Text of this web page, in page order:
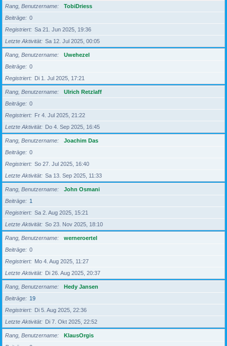
Rang, Benutzername
TobiDriess
Beiträge
0
Registriert
Sa 21. Jun 2025, 19:36
Letzte Aktivität
Sa 12. Jul 2025, 00:05
Rang, Benutzername
Uwehezel
Beiträge
0
Registriert
Di 1. Jul 2025, 17:21
Rang, Benutzername
Ulrich Retzlaff
Beiträge
0
Registriert
Fr 4. Jul 2025, 21:22
Letzte Aktivität
Do 4. Sep 2025, 16:45
Rang, Benutzername
Joachim Das
Beiträge
0
Registriert
So 27. Jul 2025, 16:40
Letzte Aktivität
Sa 13. Sep 2025, 11:33
Rang, Benutzername
John Osmani
Beiträge
1
Registriert
Sa 2. Aug 2025, 15:21
Letzte Aktivität
So 23. Nov 2025, 18:10
Rang, Benutzername
werneroertel
Beiträge
0
Registriert
Mo 4. Aug 2025, 11:27
Letzte Aktivität
Di 26. Aug 2025, 20:37
Rang, Benutzername
Hedy Jansen
Beiträge
19
Registriert
Di 5. Aug 2025, 22:36
Letzte Aktivität
Di 7. Okt 2025, 22:52
Rang, Benutzername
KlausOrgis